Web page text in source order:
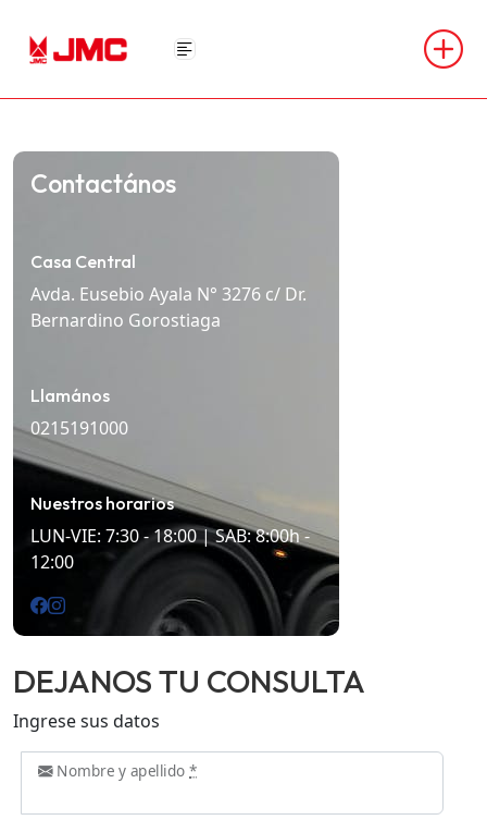
Contactános
Casa Central
Avda. Eusebio Ayala N° 3276 c/ Dr.
Bernardino Gorostiaga
Llamános
0215191000
Nuestros horarios
LUN-VIE: 7:30 - 18:00 | SAB: 8:00h -
12:00
DEJANOS TU CONSULTA
Ingrese sus datos
Nombre y apellido*